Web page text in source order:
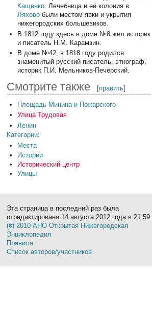
Кащенко. Лечебница и её колония в
Ляховобыли местом явки и укрытия
нижегородских большевиков.
В 1812 году здесь в доме №8 жил историк
и писатель Н.М. Карамзин.
В доме №42, в 1818 году родился
знаменитый русский писатель, этнограф,
историк П.И. Мельников-Печёрский.
Смотрите также [править]
Площадь Минина и Пожарского
Улица Трудовая
Ленин
Категории:
Места
Истории
Исторический центр
Улицы
Эта страница в последний раз была
отредактирована 14 августа 2012 года в 21:59.
(¢) 2010 АНО Открытая Нижегородская
Энциклопедия
Правила
Список авторов/участников